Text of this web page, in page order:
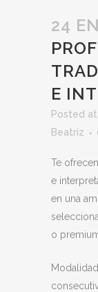
24
E
Posted at
Beatriz
Te
e
en una
o